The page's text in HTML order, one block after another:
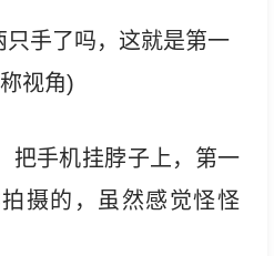
只手了吗，这就是第一
视角)
把手机挂脖子上，第一
摄的，虽然感觉怪怪